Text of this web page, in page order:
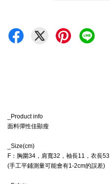
_Product info
面料彈性佳顯瘦
_Size(cm)
F：胸圍34，肩寬32，袖長11，衣長53
(手工平鋪測量可能會有1-2cm的誤差)